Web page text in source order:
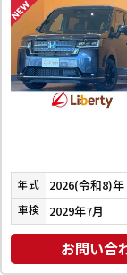
年式 2026(令和8)年
車検 2029年7月
お問い合